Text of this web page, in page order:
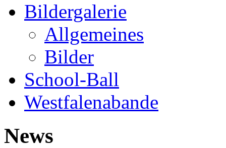
Bildergalerie
Allgemeines
Bilder
School-Ball
Westfalenabande
News